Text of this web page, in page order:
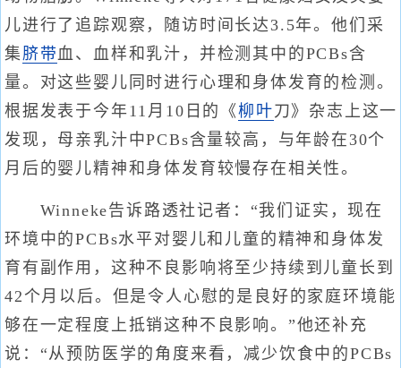
儿进行了追踪观察，随访时间长达3.5年。他们采
集 脐带血、血样和乳汁，并检测其中的PCBs含
量。对这些婴儿同时进行心理和身体发育的检测。
根据发表于今年11月10日的《柳叶刀》杂志上这一
发现，母亲乳汁中PCBs含量较高，与年龄在30个
月后的婴儿精神和身体发育较慢存在相关性。
Winneke告诉路透社记者：“我们证实，现在
环境中的PCBs水平对婴儿和儿童的精神和身体发
育有副作用，这种不良影响将至少持续到儿童长到
42个月以后。但是令人心慰的是良好的家庭环境能
够在一定程度上抵销这种不良影响。”他还补充
说：“从预防医学的角度来看，减少饮食中的PCBs